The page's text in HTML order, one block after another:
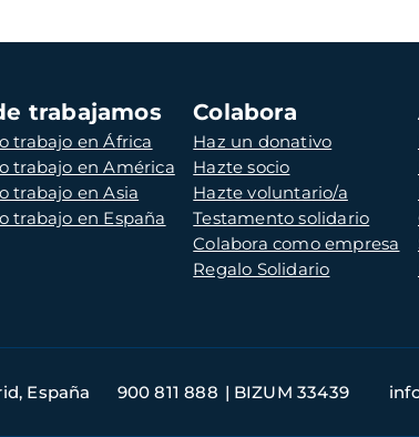
trabajamos
trabajo en África
trabajo en América
trabajo en Asia
trabajo en España
Colabora
Haz un donativo
Hazte socio
Hazte voluntario/a
Testamento solidario
Colabora como empresa
Regalo Solidario
España 900 811 888 BIZUM 33439